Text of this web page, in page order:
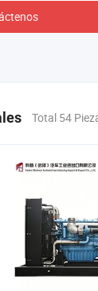
Total 54